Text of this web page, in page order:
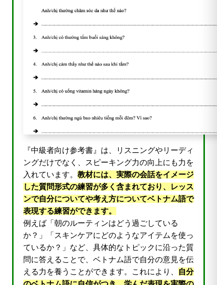
『中級者向け参考書』は、リスニングやリーディ
ングだけでなく、スピーキング力の向上にも力を
入れています。 教材には、実際の会話をイメージ
した質問形式の練習が多く含まれており、レッス
ンで自分についてや考え方についてベトナム語で
表現する練習ができます。
例えば「朝のルーティンはどう過ごしている
か？」「スキンケアにどのようなアイテムを使っ
ているか？」など、具体的なトピックに沿った質
問に答えることで、ベトナム語で自分の意見を伝
える力を養うことができます。これにより、
自分